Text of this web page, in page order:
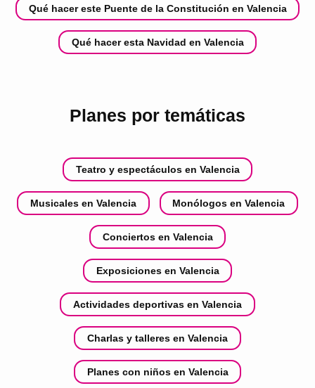
Qué hacer este Puente de la Constitución en Valencia
Qué hacer esta Navidad en Valencia
Planes por temáticas
Teatro y espectáculos en Valencia
Musicales en Valencia Monólogos en Valencia
Conciertos en Valencia
Exposiciones en Valencia
Actividades deportivas en Valencia
Charlas y talleres en Valencia
Planes con niños en Valencia